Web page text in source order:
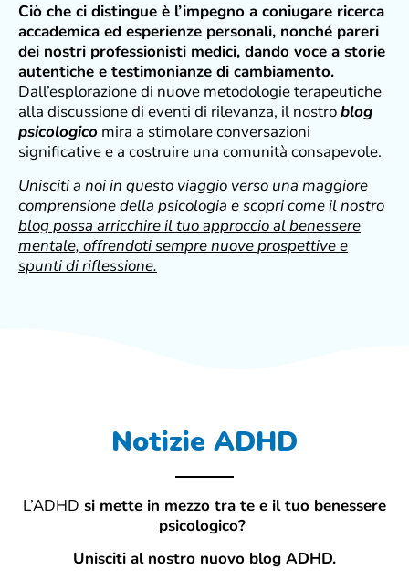
Ciò che ci distingue è l’impegno a coniugare ricerca
accademica ed esperienze personali, nonché pareri
dei nostri professionisti medici, dando voce a storie
autentiche e testimonianze di cambiamento.
Dall’esplorazione di nuove metodologie terapeutiche
alla discussione di eventi di rilevanza, il nostroblog
psicologico mira a stimolare conversazioni
significative e a costruire una comunità consapevole.
Unisciti a noi in questo viaggio verso una maggiore
comprensione della psicologia e scopri come il nostro
blog possa arricchire il tuo approccio al benessere
mentale, offrendoti sempre nuove prospettive e
spunti di riflessione.
Notizie ADHD
L’ADHD si mette in mezzo tra te e il tuo benessere
psicologico?
Unisciti al nostro nuovo blog ADHD.